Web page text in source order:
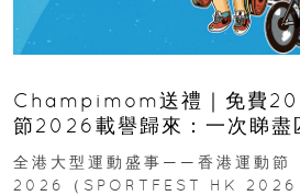
Champimom送禮｜免費
節2026載譽歸來：一次睇盡
動、街舞比賽＋逾百運動品牌
全港大型運動盛事——香港運動節
2026（SPORTFEST HK 2026